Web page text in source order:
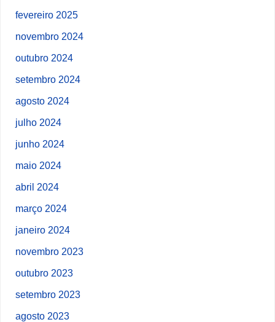
fevereiro 2025
novembro 2024
outubro 2024
setembro 2024
agosto 2024
julho 2024
junho 2024
maio 2024
abril 2024
março 2024
janeiro 2024
novembro 2023
outubro 2023
setembro 2023
agosto 2023